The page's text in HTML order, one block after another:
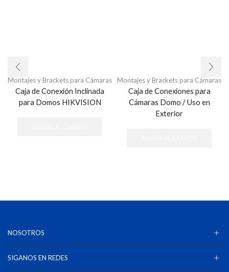
Montajes y Brackets para Cámaras
Caja de Conexión Inclinada
para Domos HIKVISION
Montajes y Brackets para Cámaras
Caja de Conexiones para
Cámaras Domo / Uso en
Exterior
NOSOTROS
SIGANOS EN REDES